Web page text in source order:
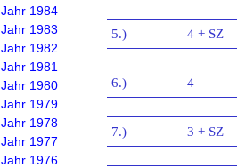
Jahr 1984
Jahr 1983
Jahr 1982
Jahr 1981
Jahr 1980
Jahr 1979
Jahr 1978
Jahr 1977
Jahr 1976
5.) 4 + SZ
6.) 4
7.) 3 + SZ